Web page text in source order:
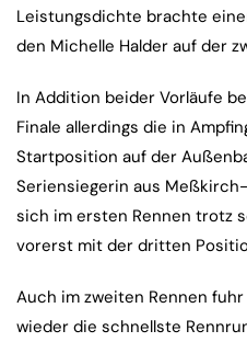
Leistungsdichte brachte
den Michelle Halder auf der
In Addition beider Vorläufe
Finale allerdings die in
Startposition auf der
Seriensiegerin aus
sich im ersten Rennen trotz
vorerst mit der dritten
Auch im zweiten Rennen
wieder die schnellste